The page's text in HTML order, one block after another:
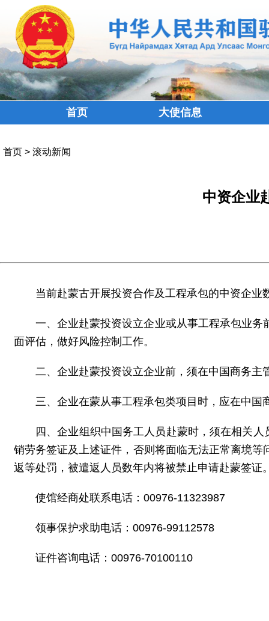
首页 大使信息
首页 > 滚动新闻
中资企业
当前赴蒙古开展投资合作及工程承包的中资企
一、企业赴蒙投资设立企业或从事工程承包业
面评估，做好风险控制工作。
二、企业赴蒙投资设立企业前，须在中国商务
三、企业在蒙从事工程承包类项目时，应在中
四、企业组织中国务工人员赴蒙时，须在相关
销劳务签证及上述证件，否则将面临无法正常离境
返等处罚，被遣返人员数年内将被禁止申请赴蒙签证
使馆经商处联系电话：00976-11323987
领事保护求助电话：00976-99112578
证件咨询电话：00976-70100110